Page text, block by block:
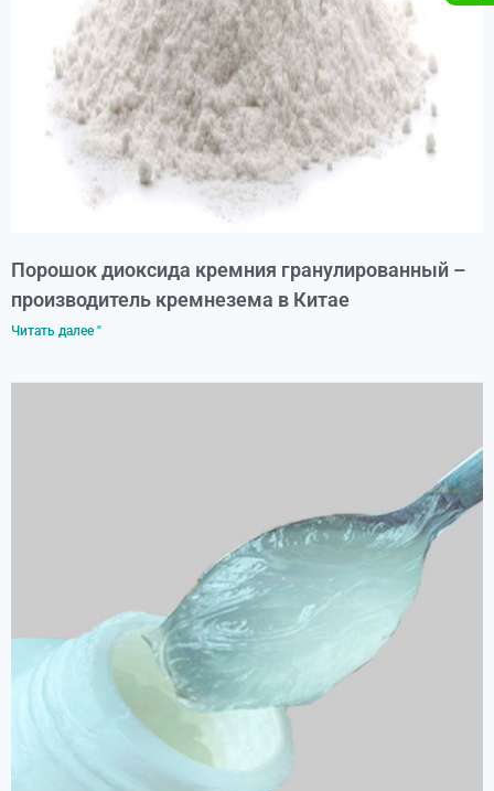
Порошок диоксида кремния гранулированный –
производитель кремнезема в Китае
Читать далее "